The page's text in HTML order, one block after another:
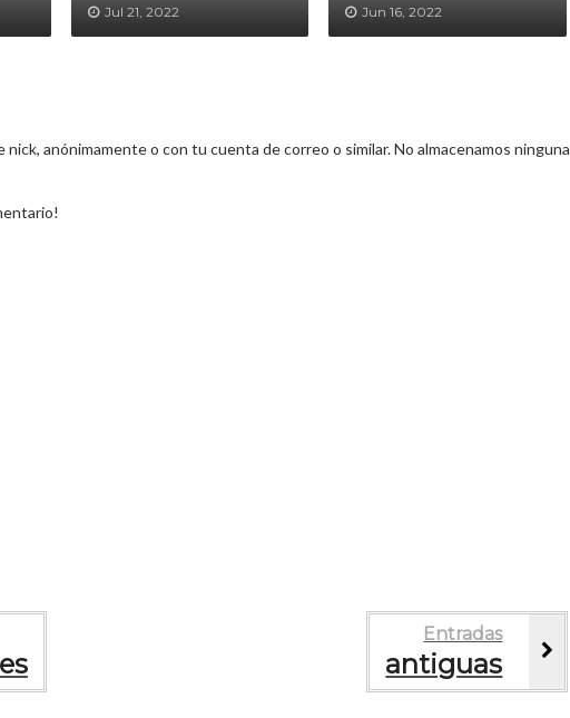
Jul 21, 2022 Jun 16, 2022
anónimamente o con tu cuenta de correo o similar. No almacenamos ninguna
Entradas
antiguas